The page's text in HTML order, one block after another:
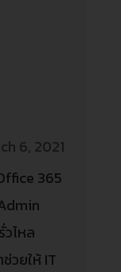
6, 2021
365
ไหล
วยให้ IT